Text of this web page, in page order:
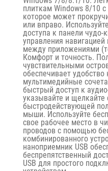
плиткам Windows 8/10
которое может
или вправо.
доступа к панели чудо-
управления
между приложениями
Комфорт и точность.
чувствительными
обеспечивает удобство
мультимедийные
быстрый доступ к
указывайте и
быстродействующей
мыши. Используйте
свое рабочее место в
проводов с помощью
комбинированного
наноприемник USB
беспрепятственный
USB для простого